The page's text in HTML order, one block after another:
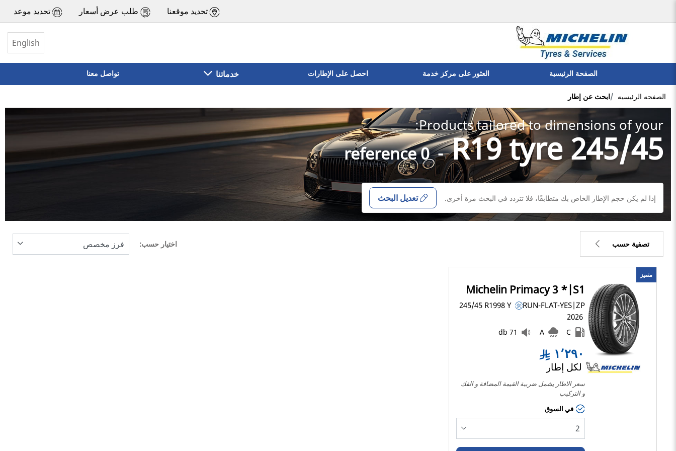
تحديد موقعنا طلب عرض أسعار تحديد موعد
English
الصفحة الرئيسية العثور على مركز خدمة احصل على الإطارات خدماتنا تواصل معنا
الصفحه الرئيسيه ابحث عن إطار
Products tailored to dimensions of your:
245/45 R19 tyre
-
0 reference
إذا لم يكن حجم الإطار الخاص بك متطابقًا، فلا تتردد في البحث مرة أخرى. تعديل البحث
تصفية حسب
السعر 1289 1291
نوع الإطار
كل الأنواع (1)
شاحنة خفيفة وسيارة دفع
اختيار حسب:
متميز
Michelin Primacy 3 *|S1
245/45 R1998Y
RUN-FLAT-YES|ZP
2026
C
A
71 db
١٬٢٩٠
لكل إطار
سعر الاطار يشمل ضريبة القيمة المضافة و الفك
و التركيب
في السوق